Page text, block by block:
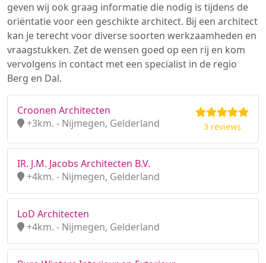
geven wij ook graag informatie die nodig is tijdens de
oriëntatie voor een geschikte architect. Bij een architect
kan je terecht voor diverse soorten werkzaamheden en
vraagstukken. Zet de wensen goed op een rij en kom
vervolgens in contact met een specialist in de regio
Berg en Dal.
Croonen Architecten
+3km. - Nijmegen, Gelderland
3 reviews
IR. J.M. Jacobs Architecten B.V.
+4km. - Nijmegen, Gelderland
LoD Architecten
+4km. - Nijmegen, Gelderland